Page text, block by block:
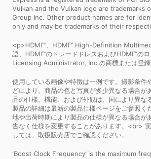
Vulkan and the Vulkan logo are trademarks
Group Inc. Other product names are for
only and may be trademarks of their
<p>HDMI™、HDMI™ High-Definition
語、HDMI™のトレードドレスおよびHDMI™の
Licensing Administrator, Inc.の商標または登
使用している画像や特徴は一例です。撮影条件
どにより、商品の色と写真が多少異なる場合
品の仕様、機能、および外観は、国により異な
製品の詳細は最新の製品仕様ページをご参照く
地や出荷時期により製品の仕様が異なる場合が
告なく仕様を変更することがあります。<br>
しては、取扱販売店でご確認ください。
‘Boost Clock Frequency’ is the maximum